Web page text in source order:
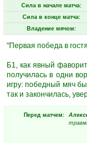
Сила в начале матча:
Сила в конце матча:
Владение мячом:
"Первая победа в
Б1, как явный
получилась в одни
игру: победный мяч
так и закончилась,
Перед матчем: